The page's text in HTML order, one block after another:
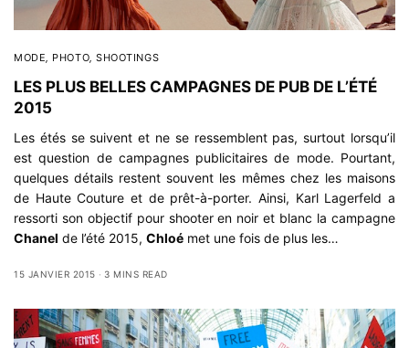
MODE, PHOTO,SHOOTINGS
LES PLUS BELLES CAMPAGNES DE PUB DE L’ÉTÉ
2015
Les étés se suivent et ne se ressemblent pas, surtout lorsqu’il
est question de campagnes publicitaires de mode. Pourtant,
quelques détails restent souvent les mêmes chez les maisons
de Haute Couture et de prêt-à-porter. Ainsi, Karl Lagerfeld a
ressorti son objectif pour shooter en noir et blanc la campagne
Chanel de l’été 2015,Chloé met une fois de plus les…
15 JANVIER 2015 3 MINS READ